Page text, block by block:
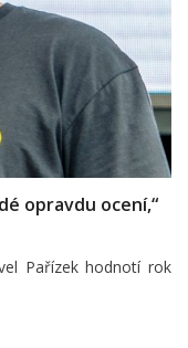
opravdu ocení,“
Pařízek hodnotí rok